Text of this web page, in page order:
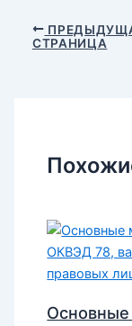
Навигация
СТРАНИЦА